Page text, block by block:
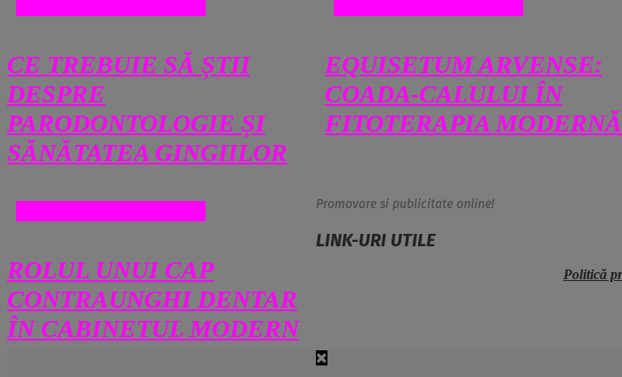
CE TREBUIE SĂ ȘTII
DESPRE
PARODONTOLOGIE ȘI
SĂNĂTATEA GINGIILOR
EQUISETUM ARVENSE:
COADA-CALULUI ÎN
FITOTERAPIA MODERNĂ
ROLUL UNUI CAP
CONTRAUNGHI DENTAR
ÎN CABINETUL MODERN
Promovare si publicitate online!
LINK-URI UTILE
Politică